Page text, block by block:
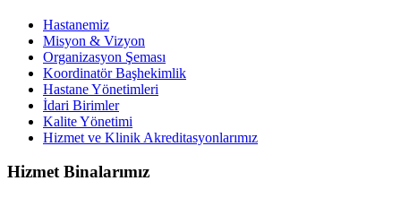
Hastanemiz
Misyon & Vizyon
Organizasyon Şeması
Koordinatör Başhekimlik
Hastane Yönetimleri
İdari Birimler
Kalite Yönetimi
Hizmet ve Klinik Akreditasyonlarımız
Hizmet Binalarımız